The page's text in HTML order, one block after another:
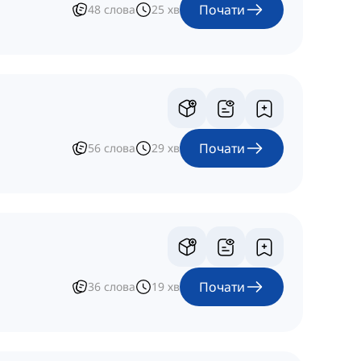
48 слова 25 хв Почати
56 слова 29 хв Почати
36 слова 19 хв Почати